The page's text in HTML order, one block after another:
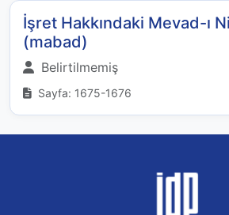
İşret Hakkındaki Mevad-ı
(mabad)
Belirtilmemiş
Sayfa: 1675-1676